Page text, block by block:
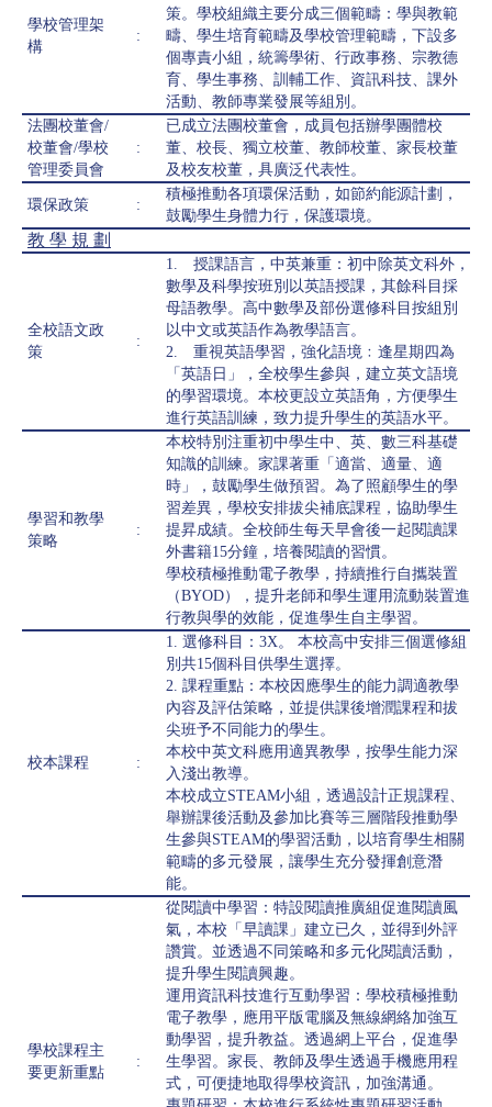
學校管理架
構
:
策。學校組織主要分成三個範疇：學與教範
疇、學生培育範疇及學校管理範疇，下設多
個專責小組，統籌學術、行政事務、宗教德
育、學生事務、訓輔工作、資訊科技、課外
活動、教師專業發展等組別。
法團校董會/
校董會/學校
管理委員會
:
已成立法團校董會，成員包括辦學團體校
董、校長、獨立校董、教師校董、家長校董
及校友校董，具廣泛代表性。
環保政策 :
積極推動各項環保活動，如節約能源計劃，
鼓勵學生身體力行，保護環境。
教 學 規 劃
全校語文政
策
:
1. 授課語言，中英兼重：初中除英文科外，
數學及科學按班別以英語授課，其餘科目採
母語教學。高中數學及部份選修科目按組別
以中文或英語作為教學語言。
2. 重視英語學習，強化語境﹕逢星期四為
「英語日」，全校學生參與，建立英文語境
的學習環境。本校更設立英語角，方便學生
進行英語訓練，致力提升學生的英語水平。
學習和教學
策略
:
本校特別注重初中學生中、英、數三科基礎
知識的訓練。家課著重「適當、適量、適
時」，鼓勵學生做預習。為了照顧學生的學
習差異，學校安排拔尖補底課程，協助學生
提昇成績。全校師生每天早會後一起閱讀課
外書籍15分鐘，培養閱讀的習慣。
學校積極推動電子教學，持續推行自攜裝置
（BYOD），提升老師和學生運用流動裝置進
行教與學的效能，促進學生自主學習。
校本課程 :
1. 選修科目：3X。 本校高中安排三個選修組
別共15個科目供學生選擇。
2. 課程重點：本校因應學生的能力調適教學
內容及評估策略，並提供課後增潤課程和拔
尖班予不同能力的學生。
本校中英文科應用適異教學，按學生能力深
入淺出教導。
本校成立STEAM小組，透過設計正規課程、
舉辦課後活動及參加比賽等三層階段推動學
生參與STEAM的學習活動，以培育學生相關
範疇的多元發展，讓學生充分發揮創意潛
能。
學校課程主
要更新重點
:
從閱讀中學習：特設閱讀推廣組促進閱讀風
氣，本校「早讀課」建立已久，並得到外評
讚賞。並透過不同策略和多元化閱讀活動，
提升學生閱讀興趣。
運用資訊科技進行互動學習：學校積極推動
電子教學，應用平版電腦及無線網絡加強互
動學習，提升教益。透過網上平台，促進學
生學習。家長、教師及學生透過手機應用程
式，可便捷地取得學校資訊，加強溝通。